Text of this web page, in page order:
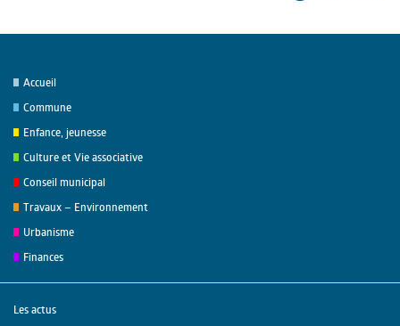
Accueil
Commune
Enfance, jeunesse
Culture et Vie associative
Conseil municipal
Travaux – Environnement
Urbanisme
Finances
Les actus